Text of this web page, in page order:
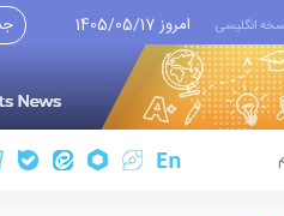
انگلیسی امروز 1405/05/17